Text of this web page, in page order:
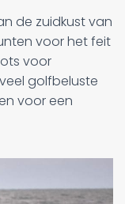
de zuidkust van
voor het feit
voor
golfbeluste
voor een